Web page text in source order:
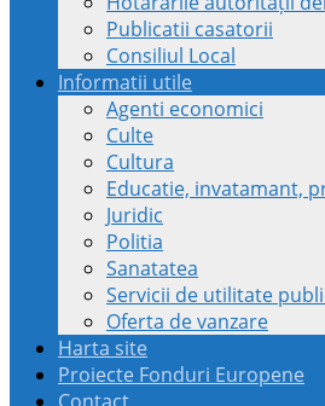
Publicatii casatorii
Consiliul Local
Informatii utile
Agenti economici
Culte
Cultura
Educatie, invatamant,
Juridic
Politia
Sanatatea
Servicii de utilitate
Oferta de vanzare
Harta site
Proiecte Fonduri Europene
Contact